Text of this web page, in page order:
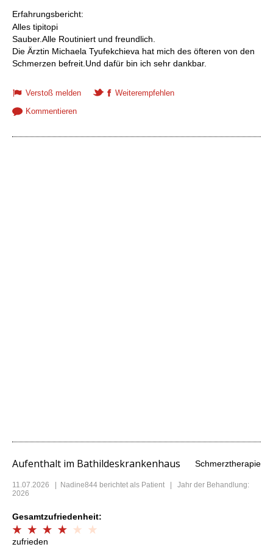
Erfahrungsbericht:
Alles tipitopi
Sauber.Alle Routiniert und freundlich.
Die Ärztin Michaela Tyufekchieva hat mich des öfteren von den
Schmerzen befreit.Und dafür bin ich sehr dankbar.
Verstoß melden
Weiterempfehlen
Kommentieren
Aufenthalt im Bathildeskrankenhaus Schmerztherapie
11.07.2026 Nadine844 berichtet als Patient | Jahr der Behandlung:
2026
Gesamtzufriedenheit:
zufrieden